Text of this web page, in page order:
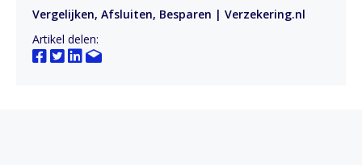
Vergelijken, Afsluiten, Besparen | Verzekering.nl
Artikel delen: